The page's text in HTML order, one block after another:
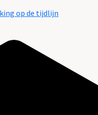
op de tijdlijn